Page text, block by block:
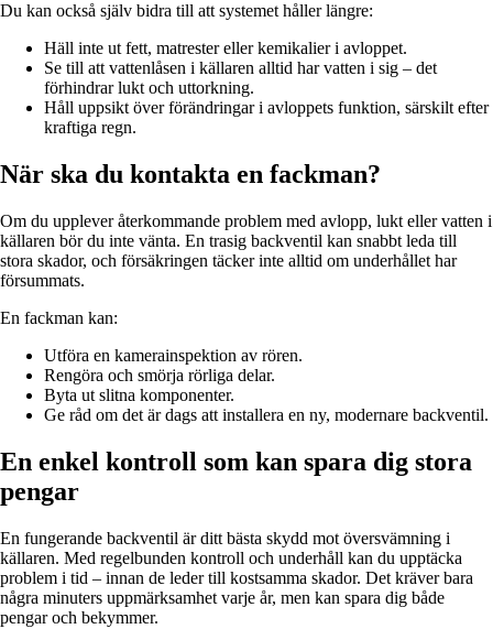
Du kan också själv bidra till att systemet håller längre:
Häll inte ut fett, matrester eller kemikalier i avloppet.
Se till att vattenlåsen i källaren alltid har vatten i sig – det
förhindrar lukt och uttorkning.
Håll uppsikt över förändringar i avloppets funktion, särskilt efter
kraftiga regn.
När ska du kontakta en fackman?
Om du upplever återkommande problem med avlopp, lukt eller vatten i
källaren bör du inte vänta. En trasig backventil kan snabbt leda till
stora skador, och försäkringen täcker inte alltid om underhållet har
försummats.
En fackman kan:
Utföra en kamerainspektion av rören.
Rengöra och smörja rörliga delar.
Byta ut slitna komponenter.
Ge råd om det är dags att installera en ny, modernare backventil.
En enkel kontroll som kan spara dig stora
pengar
En fungerande backventil är ditt bästa skydd mot översvämning i
källaren. Med regelbunden kontroll och underhåll kan du upptäcka
problem i tid – innan de leder till kostsamma skador. Det kräver bara
några minuters uppmärksamhet varje år, men kan spara dig både
pengar och bekymmer.